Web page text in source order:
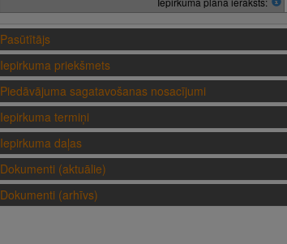
Pasūtītājs
Iepirkuma priekšmets
Piedāvājuma sagatavošanas nosacījumi
Iepirkuma termiņi
Iepirkuma daļas
Dokumenti (aktuālie)
Dokumenti (arhīvs)